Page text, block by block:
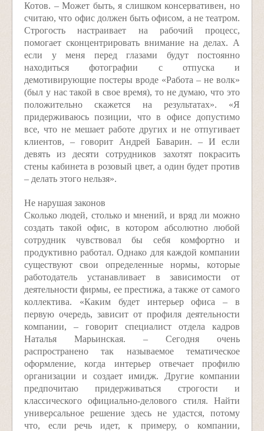
Котов. – Может быть, я слишком консервативен, но
считаю, что офис должен быть офисом, а не театром.
Строгость настраивает на рабочий процесс,
помогает сконцентрировать внимание на делах. А
если у меня перед глазами будут постоянно
находиться фотографии с отпуска и
демотивирующие постеры вроде «Работа – не волк»
(был у нас такой в свое время), то не думаю, что это
положительно скажется на результатах». «Я
придерживаюсь позиции, что в офисе допустимо
все, что не мешает работе других и не отпугивает
клиентов, – говорит Андрей Баварин. – И если
девять из десяти сотрудников захотят покрасить
стены кабинета в розовый цвет, а один будет против
– делать этого нельзя».
Не нарушая законов
Сколько людей, столько и мнений, и вряд ли можно
создать такой офис, в котором абсолютно любой
сотрудник чувствовал бы себя комфортно и
продуктивно работал. Однако для каждой компании
существуют свои определенные нормы, которые
работодатель устанавливает в зависимости от
деятельности фирмы, ее престижа, а также от самого
коллектива. «Каким будет интерьер офиса – в
первую очередь, зависит от профиля деятельности
компании, – говорит специалист отдела кадров
Наталья Марьинская. – Сегодня очень
распространено так называемое тематическое
оформление, когда интерьер отвечает профилю
организации и создает имидж. Другие компании
предпочитаю придерживаться строгости и
классического официально-делового стиля. Найти
универсальное решение здесь не удастся, потому
что, если речь идет, к примеру, о компании,